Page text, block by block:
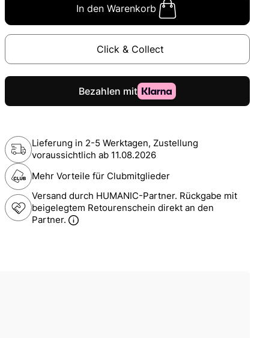
In den Warenkorb
Click & Collect
Lieferung in 2-5 Werktagen, Zustellung
voraussichtlich ab 11.08.2026
Mehr Vorteile für Clubmitglieder
Versand durch HUMANIC-Partner. Rückgabe mit
beigelegtem Retourenschein direkt an den
Partner.